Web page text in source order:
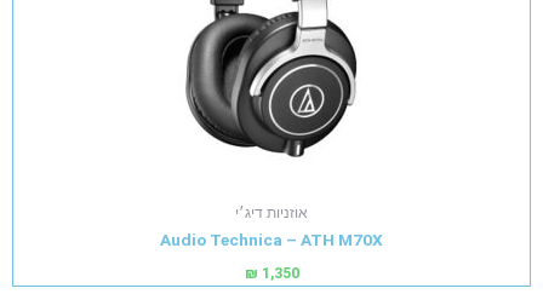
אוזניות דיג׳י
Audio Technica – ATH M70X
₪ 1,350